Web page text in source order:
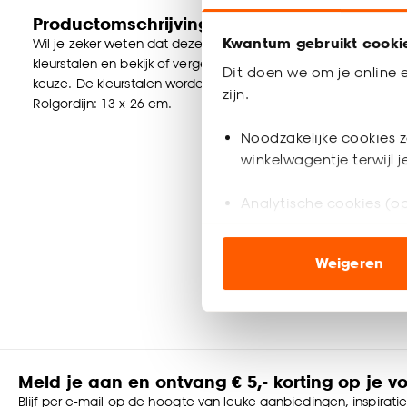
Kwantum gebruikt
Dit doen we om je online
zijn.
Noodzakelijke cookies
winkelwagentje terwijl
Analytische cookies
ook buiten de
Klik op ‘Ja, alles
accepteren door op
Goed om te weten is dat
Weigeren
Productomschrijving
Wil je zeker weten dat deze raamdecoratie bij de rest van
kleurstalen en bekijk of vergelijk eenvoudig welke
keuze. De kleurstalen worden binnen 2 à 3 werkdagen
Rolgordijn: 13 x 26 cm.
Meld je aan en ontvang € 5,- korting op je
Blijf per e-mail op de hoogte van leuke aanbiedingen,